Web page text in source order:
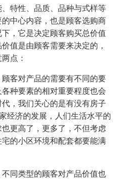
特性、品质、品种与式样等
中心内容，也是顾客选购商
，它是决定顾客购买总价值
值是由顾客需要来决定的，
点：
客对产品的需要有不同的要
种要素的相对重要程度也会
，我们关心的是有没有房子
经济的发展，人们生活水平的
更高了，更多了，不但考虑
的小区环境和配套都要能满
同类型的顾客对产品价值也